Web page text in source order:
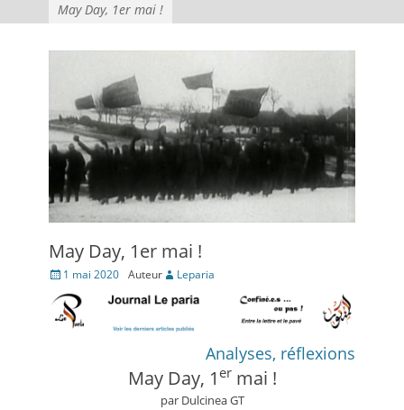
May Day, 1er mai !
May Day, 1er mai !
Posté1 mai 2020 Auteur Leparia
Analyses, réflexions
May Day, 1 ermai !
par Dulcinea GT